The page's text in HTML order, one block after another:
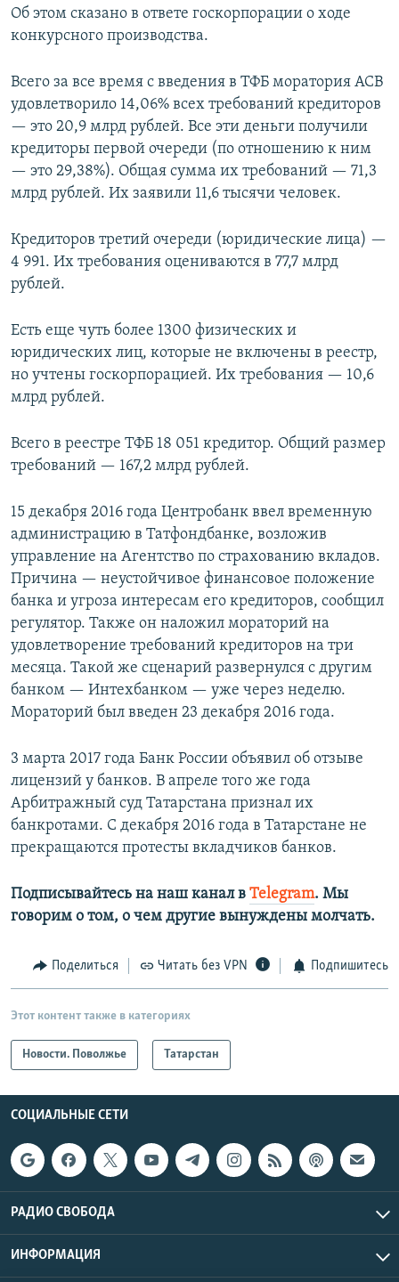
Об этом сказано в ответе госкорпорации о ходе
конкурсного производства.
Всего за все время с введения в ТФБ моратория АСВ
удовлетворило 14,06% всех требований кредиторов
— это 20,9 млрд рублей. Все эти деньги получили
кредиторы первой очереди (по отношению к ним
— это 29,38%). Общая сумма их требований — 71,3
млрд рублей. Их заявили 11,6 тысячи человек.
Кредиторов третий очереди (юридические лица) —
4 991. Их требования оцениваются в 77,7 млрд
рублей.
Есть еще чуть более 1300 физических и
юридических лиц, которые не включены в реестр,
но учтены госкорпорацией. Их требования — 10,6
млрд рублей.
Всего в реестре ТФБ 18 051 кредитор. Общий размер
требований — 167,2 млрд рублей.
15 декабря 2016 года Центробанк ввел временную
администрацию в Татфондбанке, возложив
управление на Агентство по страхованию вкладов.
Причина — неустойчивое финансовое положение
банка и угроза интересам его кредиторов, сообщил
регулятор. Также он наложил мораторий на
удовлетворение требований кредиторов на три
месяца. Такой же сценарий развернулся с другим
банком — Интехбанком — уже через неделю.
Мораторий был введен 23 декабря 2016 года.
3 марта 2017 года Банк России объявил об отзыве
лицензий у банков. В апреле того же года
Арбитражный суд Татарстана признал их
банкротами. С декабря 2016 года в Татарстане не
прекращаются протесты вкладчиков банков.
Подписывайтесь на наш канал в Telegram. Мы
говорим о том, о чем другие вынуждены молчать.
Поделиться Читать без VPN Подпишитесь
Этот контент также в категориях
Новости. Поволжье Татарстан
СОЦИАЛЬНЫЕ СЕТИ
РАДИО СВОБОДА
ИНФОРМАЦИЯ